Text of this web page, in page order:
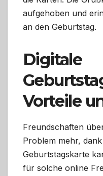
aufgehoben und
an den Geburtstag.
Digitale
Vorteile
Freundschaften
Problem mehr,
Geburtstagskarte
für solche online